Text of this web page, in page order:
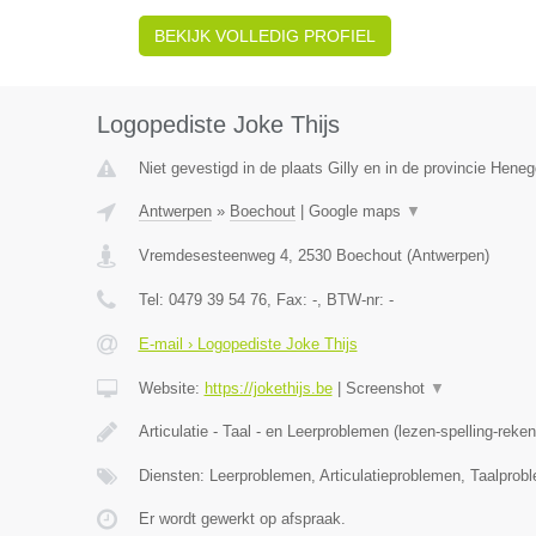
BEKIJK VOLLEDIG PROFIEL
Logopediste Joke Thijs
Niet gevestigd in de plaats Gilly en in de provincie
Antwerpen» Boechout| Google maps ▼
Vremdesesteenweg 4, 2530 Boechout(Antwerpen)
Tel: 0479 39 54 76, Fax: -, BTW-nr: -
E-mail › Logopediste Joke Thijs
Website: https://jokethijs.be| Screenshot ▼
Articulatie - Taal - en Leerproblemen (lezen-spelling-
Diensten: Leerproblemen, Articulatieproblemen,
Er wordt gewerkt op afspraak.